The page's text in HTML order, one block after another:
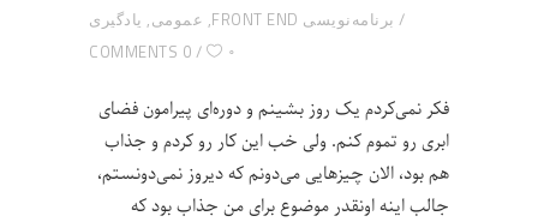
برنامه‌نویسی FRONT END
, عمومی, یادگیری
0 COMMENTS
۰
فکر نمی‌کردم یک روز بشینم و دوره‌‌ای پیرامون فضای
ابری رو تموم کنم. ولی خب این کار رو کردم و جذاب
هم بود، الان چیزهایی می‌دونم که دیروز نمی‌دونستم،
جالب اینه اونقدر موضوع برای من جذاب بود که